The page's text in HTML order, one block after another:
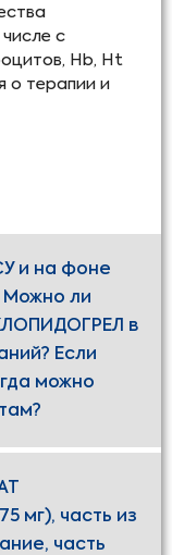
с
Hb, Ht
о терапии и
и на фоне
Можно ли
в
Если
можно
мг), часть из
часть